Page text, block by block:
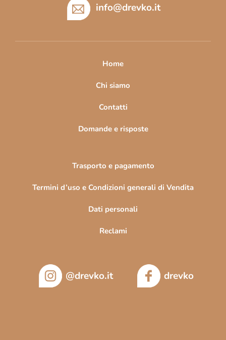
info@drevko.it
Home
Chi siamo
Contatti
Domande e risposte
Trasporto e pagamento
Termini d’uso e Condizioni generali di Vendita
Dati personali
Reclami
@drevko.it drevko